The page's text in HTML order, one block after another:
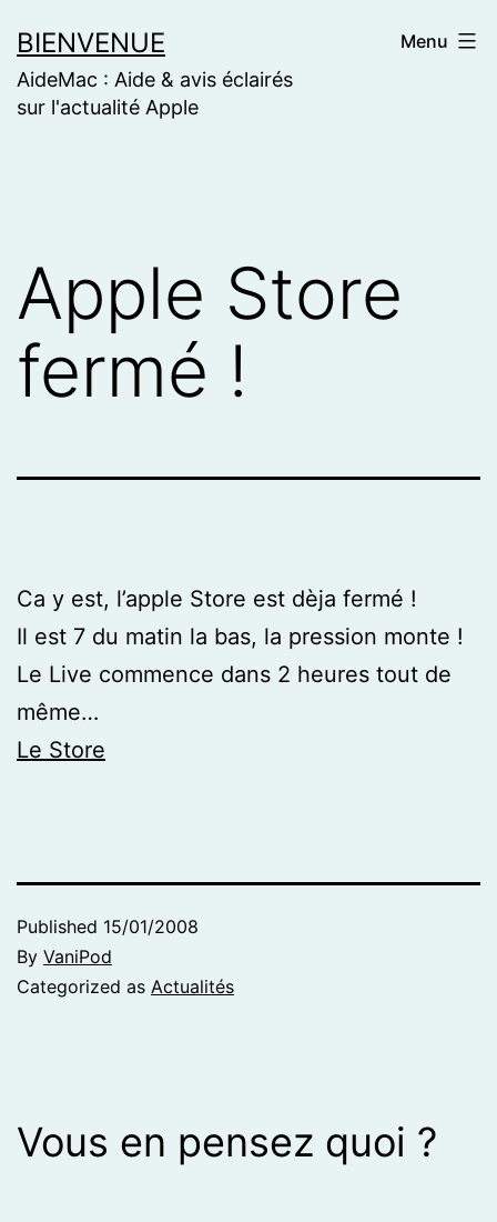
to
content
BIENVENUE
AideMac : Aide & avis éclairés
sur l'actualité Apple
Menu
Apple Store
fermé !
Ca y est, l’apple Store est dèja fermé !
Il est 7 du matin la bas, la pression monte !
Le Live commence dans 2 heures tout de
même…
Le Store
Published 15/01/2008
By VaniPod
Categorized as Actualités
Vous en pensez quoi ?